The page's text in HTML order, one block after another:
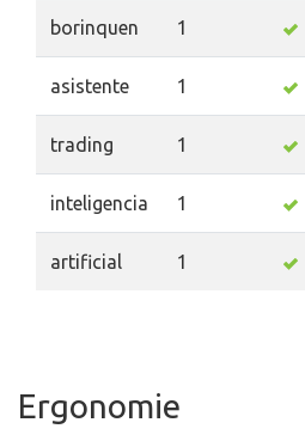
borinquen 1
asistente 1
trading 1
inteligencia 1
artificial 1
Ergonomie